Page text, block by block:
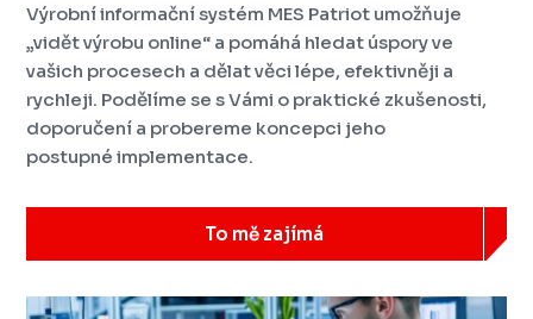
Výrobní informační systém MES Patriot umožňuje
„vidět výrobu online“ a pomáhá hledat úspory ve
vašich procesech a dělat věci lépe, efektivněji a
rychleji. Podělíme se s Vámi o praktické zkušenosti,
doporučení a probereme koncepci jeho
postupné implementace.
To mě zajímá